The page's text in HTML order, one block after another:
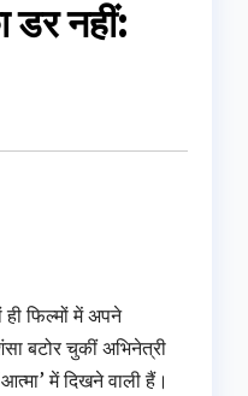
डर नहीं:
ही फिल्मों में अपने
बटोर चुकीं अभिनेत्री
में दिखने वाली हैं।